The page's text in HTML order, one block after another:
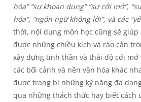
hóa” “sự khoan dung” “sự cởi mở”,
hóa”, “ngôn ngữ không lời”, và các
thời, nội dung môn học cũng sẽ
được những chiều kích và rào cản
xây dựng tinh thần và thái độ cởi
các bối cảnh và nền văn hóa khác
được trang bị những kỹ năng đa
qua những thách thức hay biết cách